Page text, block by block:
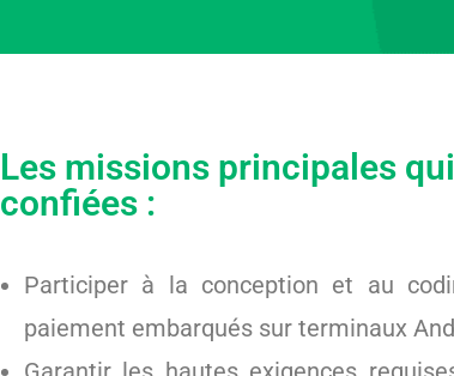
Les missions principales
confiées :
Participer à la conception et au
paiement embarqués sur terminaux